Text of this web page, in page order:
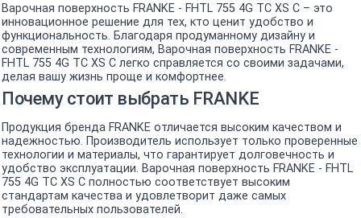
Варочная поверхность FRANKE - FHTL 755 4G TC XS C – это
инновационное решение для тех, кто ценит удобство и
функциональность. Благодаря продуманному дизайну и
современным технологиям, Варочная поверхность FRANKE -
FHTL 755 4G TC XS C легко справляется со своими задачами,
делая вашу жизнь проще и комфортнее.
Почему стоит выбрать FRANKE
Продукция бренда FRANKE отличается высоким качеством и
надежностью. Производитель использует только проверенные
технологии и материалы, что гарантирует долговечность и
удобство эксплуатации. Варочная поверхность FRANKE - FHTL
755 4G TC XS C полностью соответствует высоким
стандартам качества и удовлетворит даже самых
требовательных пользователей.